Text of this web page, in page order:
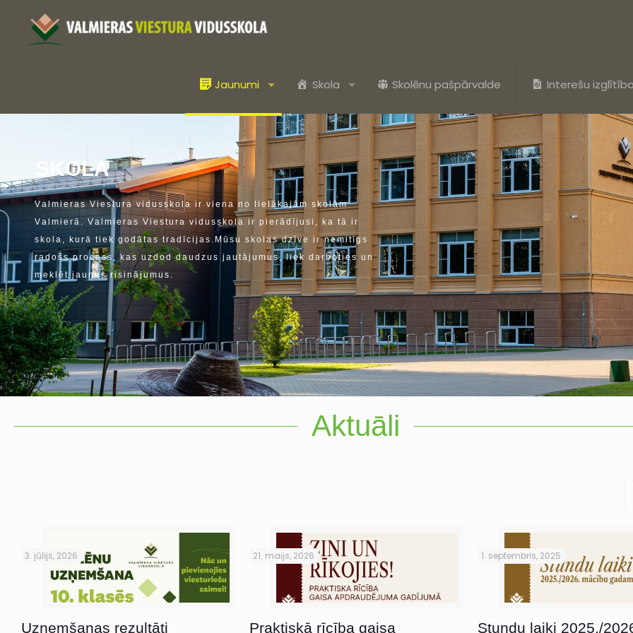
Jaunumi Skola Skolēnu pašpārvalde Interešu izglītība
KOLA
Valmieras Vi estura vi dusskola ir vi e na no i e ā kajām skolām
Va mi e rā . Va mie ras Vi estura vi d uss ko a i r pi e rād īj u si , ka tā i r
s ko a , ku rā ti e k g odātas tradīci j as . M ū su s ko las dzīve i r nemitīg s
rad ošs process, kas uzdod dau d zu s j au tāj u mus, liek d arboties u n
me k ēt j au nus risi nājumu s .
Aktuāli
3. jūlijs, 2026
Uzņemšanas rezultāti
21. maijs, 2026
Praktiskā rīcība gaisa
1. septembris, 2025
Stundu laiki 2025./